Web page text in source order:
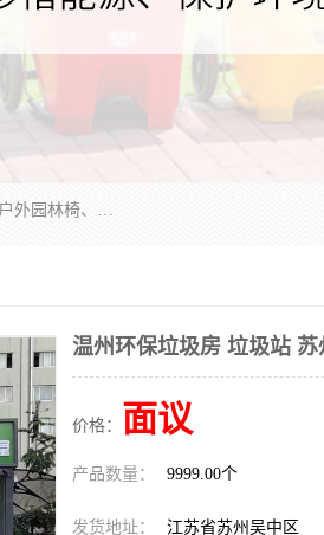
苏州多麦公共设施有限公司是一家苏州垃圾桶厂家，主营：塑料垃圾桶、分类果皮箱、户外园林椅、保安岗亭等产品厂家。全国统一热线电话：17105580222。公司组建完善的团队。设计人员，能根据客户要求，提供适合的设计方案，来满足客户的需求。
温州环保垃圾房 垃圾站
价格： 面议
产品数量： 9999.00个
发货地址： 江苏省苏州吴中区